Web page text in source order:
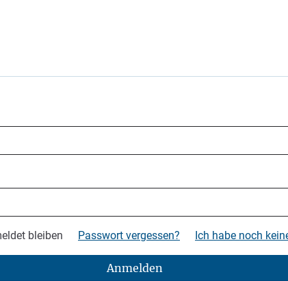
bleiben Passwort vergessen? Ich habe noch
Anmelden